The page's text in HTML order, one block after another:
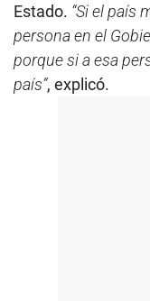
Estado. “Si el país
persona en el
porque si a esa
país”, explicó.